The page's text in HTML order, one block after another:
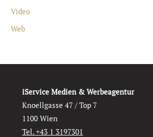
Video
Web
iService Medien & Werbeagentur
Knoellgasse 47 / Top 7
1100 Wien
Tel. +43 1 3197301